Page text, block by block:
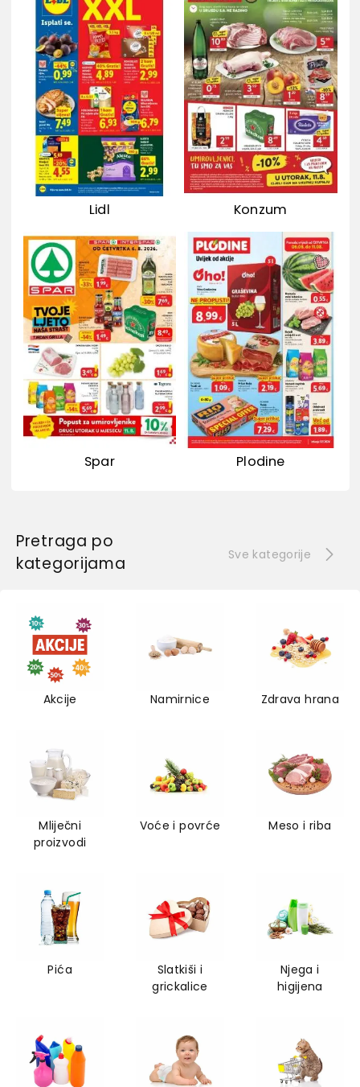
Lidl Konzum
Spar Plodine
Pretraga po
kategorijama
Sve kategorije
Akcije Namirnice Zdrava hrana
Mliječni
proizvodi
Voće i povrće Meso i riba
Pića
Slatkiši i
grickalice
Njega i
higijena